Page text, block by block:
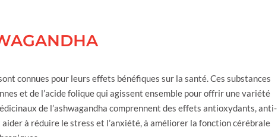
connues pour leurs effets bénéfiques sur la santé. Ces substances
et de l’acide folique qui agissent ensemble pour offrir une variété
de l’ashwagandha comprennent des effets antioxydants, anti-
à réduire le stress et l’anxiété, à améliorer la fonction cérébrale